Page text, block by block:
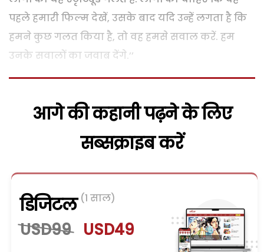
पहले हमारी फिल्म देखें, उसके बाद यदि उन्हें लगता है कि
हमने कुछ गलत किया है, तो वह हमसे सवाल करें. हम
उनके सवालों का जवाब देंगे.’’
आगे की कहानी पढ़ने के लिए
सब्सक्राइब करें
डिजिटल (1 साल)
USD99 USD49